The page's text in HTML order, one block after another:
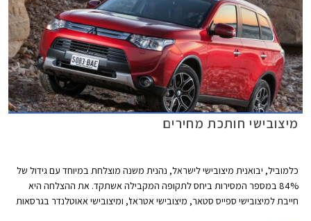
העברה קבועים דרך מנופים הממוקמים מאחורי גלגל ההגה. מבנה הספורטבק
כולל דלת חמישית וכך מתאפשר קיפול המושבים האחוריים והגדלת נפח תא
המטען בלחיצת כפתור אחת מ- 344 ליטרים ל- 1394 ליטרים.
מיצובישי חותכת מחירים
כלמוביל, יבואנית מיצובישי לישראל, נהנית משנה מוצלחת במיוחד עם גידול של
84% במספר המסירות ביחס לתקופה המקבילה אשתקד. את ההצלחה היא
חייבת למיצובישי ספייס סטאר, מיצובישי אטראז', ומיצובישי אאוטלנדר בגרסאות